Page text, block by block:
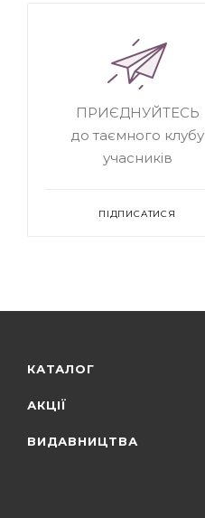
ПРИЄДНУЙТЕСЬ
до таємного клубу
учасників
ПІДПИСАТИСЯ
КАТАЛОГ
АКЦІЇ
ВИДАВНИЦТВА